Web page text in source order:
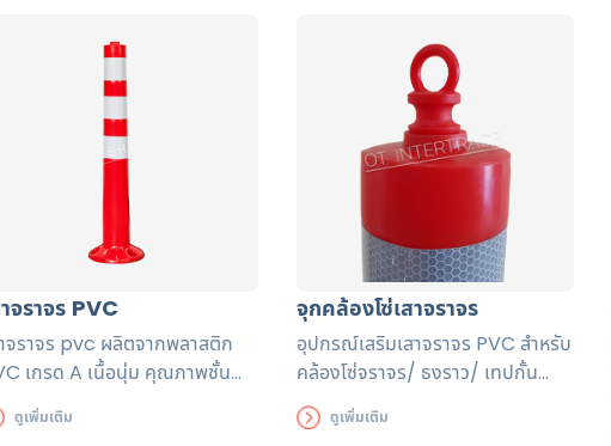
จราจร PVC
จราจร pvc ผลิตจากพลาสติก
เกรด A เนื้อนุ่ม คุณภาพชั้น
ยม ผสมกับสีสะท้อนแสงชนิด
กันรังสี UV สีส้มสด
ดูเพิ่มเติม
จุกคล้องโซ่เสาจราจร
อุปกรณ์เสริมเสาจราจร PVC สำหรับ
คล้องโซ่จราจร/ ธงราว/ เทปกั้น
เขต/เชือกกั้น
ดูเพิ่มเติม